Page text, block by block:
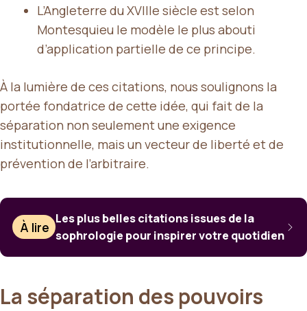
L’Angleterre du XVIIIe siècle est selon
Montesquieu le modèle le plus abouti
d’application partielle de ce principe.
À la lumière de ces citations, nous soulignons la
portée fondatrice de cette idée, qui fait de la
séparation non seulement une exigence
institutionnelle, mais un vecteur de liberté et de
prévention de l’arbitraire.
À lire
Les plus belles citations issues de la
sophrologie pour inspirer votre quotidien
La séparation des pouvoirs